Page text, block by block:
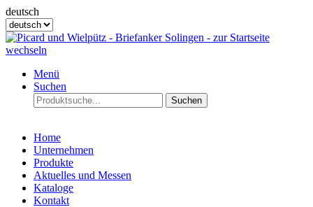
deutsch
Menü
Suchen
Suchen
Home
Unternehmen
Produkte
Aktuelles und Messen
Kataloge
Kontakt